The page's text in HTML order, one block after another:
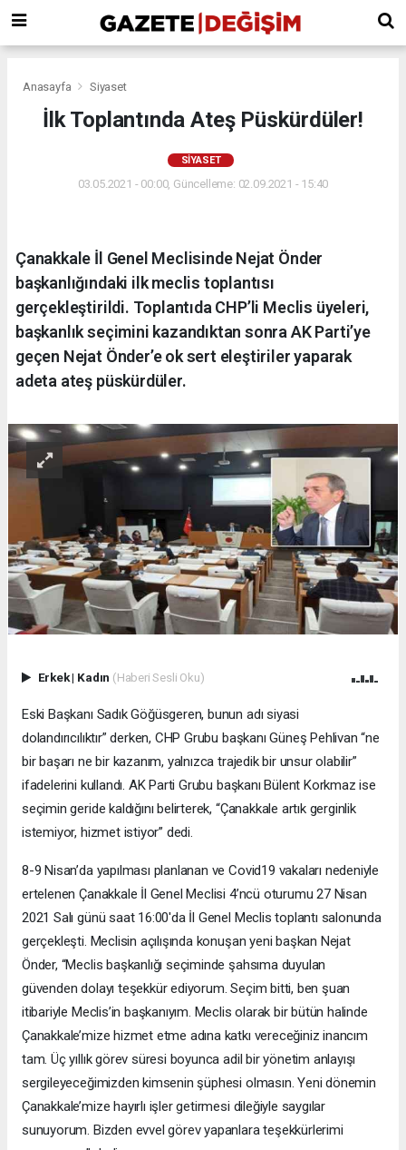
Anasayfa Siyaset
İlk Toplantında Ateş Püskürdüler!
SIYASET
03.05.2021 - 00:00, Güncelleme: 02.09.2021 - 15:40
Çanakkale İl Genel Meclisinde Nejat Önder
başkanlığındaki ilk meclis toplantısı
gerçekleştirildi. Toplantıda CHP’li Meclis üyeleri,
başkanlık seçimini kazandıktan sonra AK Parti’ye
geçen Nejat Önder’e ok sert eleştiriler yaparak
adeta ateş püskürdüler.
Erkek| Kadın (Haberi Sesli Oku)
Eski Başkanı Sadık Göğüsgeren, bunun adı siyasi
dolandırıcılıktır” derken, CHP Grubu başkanı Güneş Pehlivan “ne
bir başarı ne bir kazanım, yalnızca trajedik bir unsur olabilir”
ifadelerini kullandı. AK Parti Grubu başkanı Bülent Korkmaz ise
seçimin geride kaldığını belirterek, “Çanakkale artık gerginlik
istemiyor, hizmet istiyor” dedi.
8-9 Nisan’da yapılması planlanan ve Covid19 vakaları nedeniyle
ertelenen Çanakkale İl Genel Meclisi 4’ncü oturumu 27 Nisan
2021 Salı günü saat 16:00'da İl Genel Meclis toplantı salonunda
gerçekleşti. Meclisin açılışında konuşan yeni başkan Nejat
Önder, “Meclis başkanlığı seçiminde şahsıma duyulan
güvenden dolayı teşekkür ediyorum. Seçim bitti, ben şuan
itibariyle Meclis’in başkanıyım. Meclis olarak bir bütün halinde
Çanakkale’mize hizmet etme adına katkı vereceğiniz inancım
tam. Üç yıllık görev süresi boyunca adil bir yönetim anlayışı
sergileyeceğimizden kimsenin şüphesi olmasın. Yeni dönemin
Çanakkale’mize hayırlı işler getirmesi dileğiyle saygılar
sunuyorum. Bizden evvel görev yapanlara teşekkürlerimi